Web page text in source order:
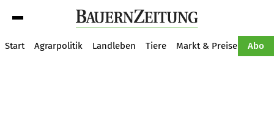
Start Agrarpolitik Landleben Tiere Markt & Preise Abo